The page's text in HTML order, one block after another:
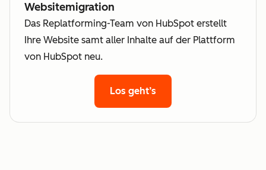
Websitemigration
Das Replatforming-Team von HubSpot erstellt
Ihre Website samt aller Inhalte auf der Plattform
von HubSpot neu.
Los geht’s